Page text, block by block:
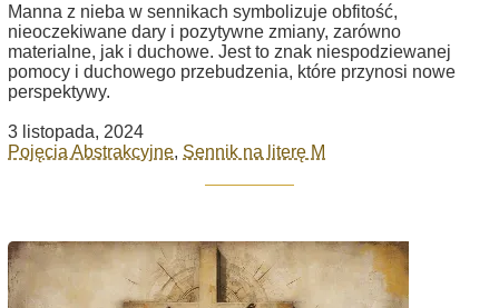
Manna z nieba w sennikach symbolizuje obfitość,
nieoczekiwane dary i pozytywne zmiany, zarówno
materialne, jak i duchowe. Jest to znak niespodziewanej
pomocy i duchowego przebudzenia, które przynosi nowe
perspektywy.
3 listopada, 2024
Pojęcia Abstrakcyjne, Sennik na literę M